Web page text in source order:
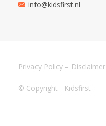
info@kidsfirst.nl
© Copyright - Kidsfirst
Privacy Policy – Disclaimer